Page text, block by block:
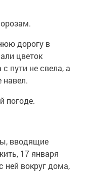
дорогу в
цветок
пути не свела, а
навел.
погоде.
вводящие
17 января
ней вокруг дома,